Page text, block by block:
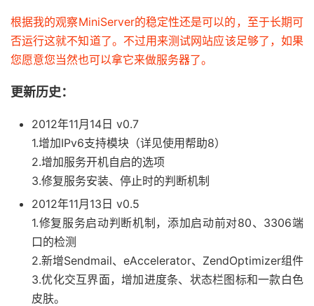
根据我的观察MiniServer的稳定性还是可以的，至于长期可
否运行这就不知道了。不过用来测试网站应该足够了，如果
您愿意您当然也可以拿它来做服务器了。
更新历史：
2012年11月14日 v0.7
1.增加IPv6支持模块（详见使用帮助8）
2.增加服务开机自启的选项
3.修复服务安装、停止时的判断机制
2012年11月13日 v0.5
1.修复服务启动判断机制，添加启动前对80、3306端
口的检测
2.新增Sendmail、eAccelerator、ZendOptimizer组件
3.优化交互界面，增加进度条、状态栏图标和一款白色
皮肤。